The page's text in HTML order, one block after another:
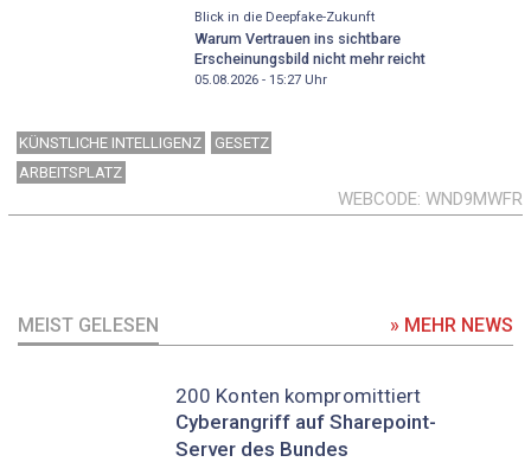
Blick in die Deepfake-Zukunft
Warum Vertrauen ins sichtbare
Erscheinungsbild nicht mehr reicht
05.08.2026 - 15:27Uhr
KÜNSTLICHE INTELLIGENZ
GESETZ
ARBEITSPLATZ
WEBCODE WND9MWFR
MEIST GELESEN » MEHR NEWS
200 Konten kompromittiert
Cyberangriff auf Sharepoint-
Server des Bundes